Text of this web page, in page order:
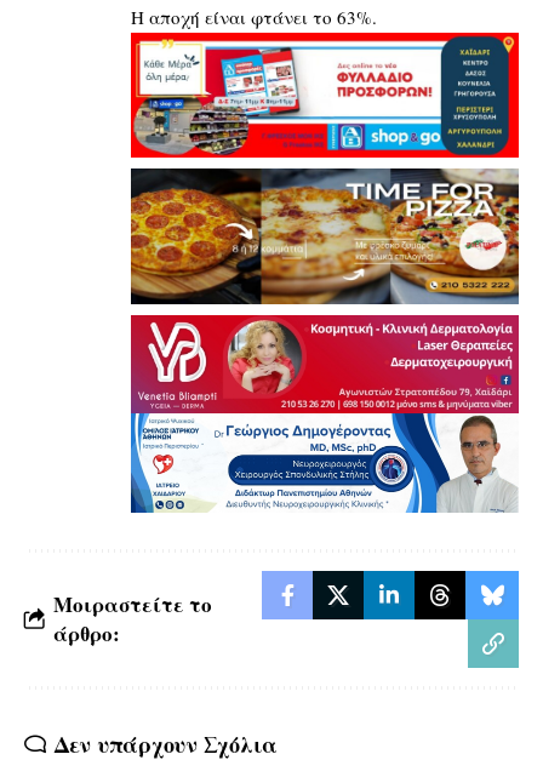
Η αποχή είναι φτάνει το 63%.
Μοιραστείτε το
άρθρο:
Δεν υπάρχουν Σχόλια